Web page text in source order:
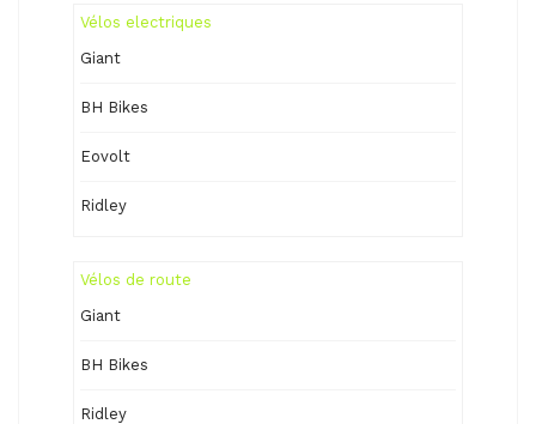
Vélos electriques
Giant
BH Bikes
Eovolt
Ridley
Vélos de route
Giant
BH Bikes
Ridley